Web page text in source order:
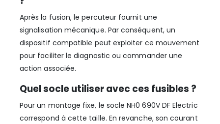
Après la fusion, le percuteur fournit une
signalisation mécanique. Par conséquent, un
dispositif compatible peut exploiter ce mouvement
pour faciliter le diagnostic ou commander une
action associée.
Quel socle utiliser avec ces fusibles ?
Pour un montage fixe, le socle NH0 690V DF Electric
correspond à cette taille. En revanche, son courant